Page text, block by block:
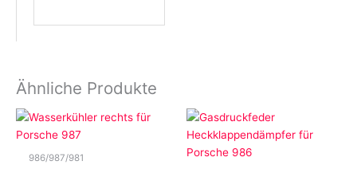
Ähnliche Produkte
986/987/981